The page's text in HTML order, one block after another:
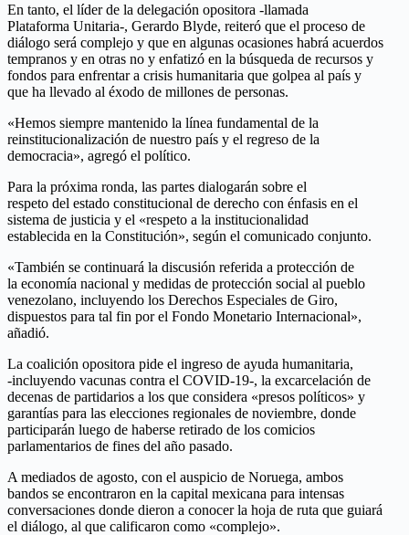
En tanto, el líder de la delegación opositora -llamada
Plataforma Unitaria-, Gerardo Blyde, reiteró que el proceso de
diálogo será complejo y que en algunas ocasiones habrá acuerdos
tempranos y en otras no y enfatizó en la búsqueda de recursos y
fondos para enfrentar a crisis humanitaria que golpea al país y
que ha llevado al éxodo de millones de personas.
«Hemos siempre mantenido la línea fundamental de la
reinstitucionalización de nuestro país y el regreso de la
democracia», agregó el político.
Para la próxima ronda, las partes dialogarán sobre el
respeto del estado constitucional de derecho con énfasis en el
sistema de justicia y el «respeto a la institucionalidad
establecida en la Constitución», según el comunicado conjunto.
«También se continuará la discusión referida a protección de
la economía nacional y medidas de protección social al pueblo
venezolano, incluyendo los Derechos Especiales de Giro,
dispuestos para tal fin por el Fondo Monetario Internacional»,
añadió.
La coalición opositora pide el ingreso de ayuda humanitaria,
-incluyendo vacunas contra el COVID-19-, la excarcelación de
decenas de partidarios a los que considera «presos políticos» y
garantías para las elecciones regionales de noviembre, donde
participarán luego de haberse retirado de los comicios
parlamentarios de fines del año pasado.
A mediados de agosto, con el auspicio de Noruega, ambos
bandos se encontraron en la capital mexicana para intensas
conversaciones donde dieron a conocer la hoja de ruta que guiará
el diálogo, al que calificaron como «complejo».